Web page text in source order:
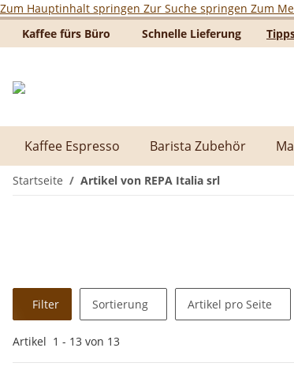
Zum Hauptinhalt springen Zur Suche springen Zum
Kaffee fürs Büro
Schnelle Lieferung
Kaffee Espresso Barista Zubehör
Startseite Artikel von REPA Italia srl
Filter Sortierung Artikel pro Seite
Artikel 1 - 13 von 13